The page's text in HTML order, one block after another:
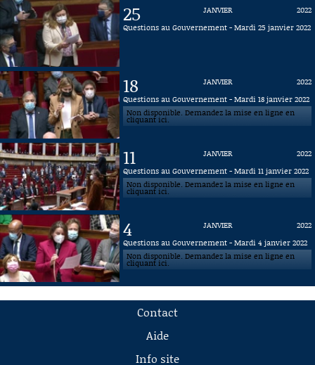
25 JANVIER
2022
Questions au Gouvernement - Mardi 25 janvier 2022
18 JANVIER
2022
Questions au Gouvernement - Mardi 18 janvier 2022
Non disponible. Demandez la mise en ligne en
cliquant ici.
11 JANVIER
2022
Questions au Gouvernement - Mardi 11 janvier 2022
Non disponible. Demandez la mise en ligne en
cliquant ici.
4 JANVIER
2022
Questions au Gouvernement - Mardi 4 janvier 2022
Non disponible. Demandez la mise en ligne en
cliquant ici.
Contact
Aide
Info site